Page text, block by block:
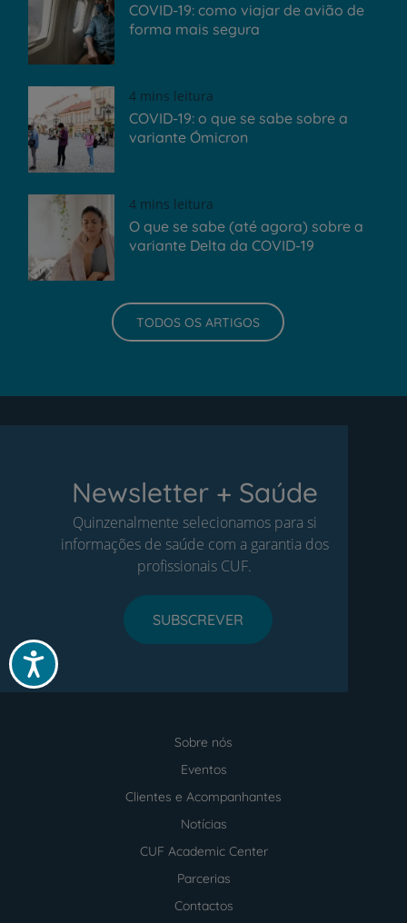
Acessibilidade
COVID-19: como viajar de avião de
forma mais segura
4 mins leitura
COVID-19: o que se sabe sobre a
variante Ómicron
4 mins leitura
O que se sabe (até agora) sobre a
variante Delta da COVID-19
TODOS OS ARTIGOS
Newsletter + Saúde
Quinzenalmente selecionamos para si
informações de saúde com a garantia dos
profissionais CUF.
SUBSCREVER
Sobre nós
Eventos
Clientes e Acompanhantes
Notícias
CUF Academic Center
Parcerias
Contactos